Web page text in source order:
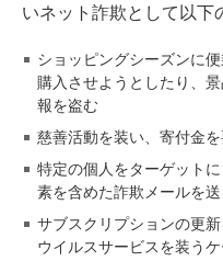
いネット詐欺として以下
ショッピングシーズンに
購入させようとしたり、
報を盗む
慈善活動を装い、寄付金
特定の個人をターゲット
素を含めた詐欺メールを
サブスクリプションの更
ウイルスサービスを装う